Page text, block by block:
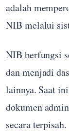
adalah
NIB melalui
NIB berfungsi
dan menjadi
lainnya. Saat
dokumen
secara terpisah.